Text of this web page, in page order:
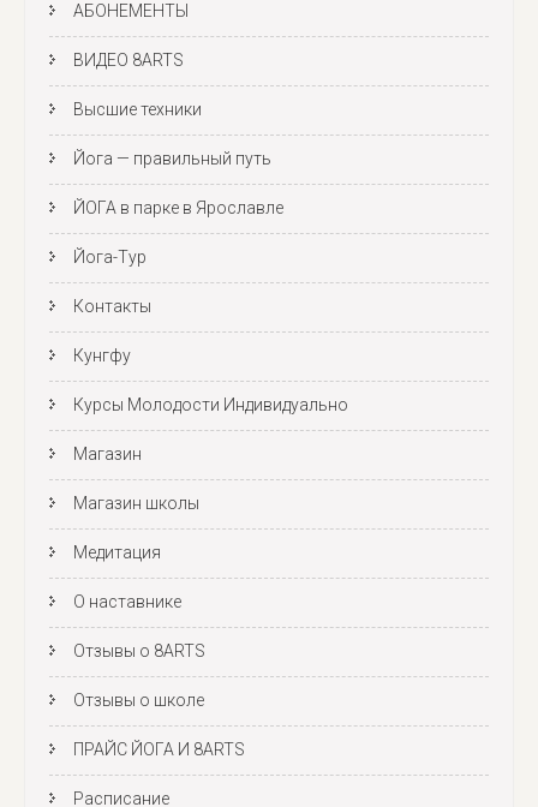
АБОНЕМЕНТЫ
ВИДЕО 8ARTS
Высшие техники
Йога — правильный путь
ЙОГА в парке в Ярославле
Йога-Тур
Контакты
Кунгфу
Курсы Молодости Индивидуально
Магазин
Магазин школы
Медитация
О наставнике
Отзывы о 8ARTS
Отзывы о школе
ПРАЙС ЙОГА И 8ARTS
Расписание